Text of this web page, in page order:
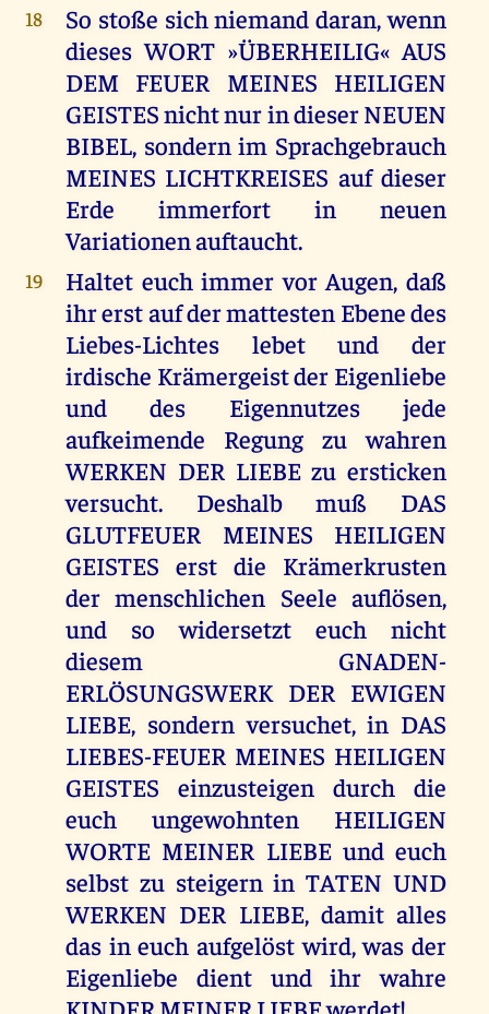
18
So stoße sich niemand daran, wenn
dieses WORT »ÜBERHEILIG« AUS
DEM FEUER MEINES HEILIGEN
GEISTES nicht nur in dieser NEUEN
BIBEL, sondern im Sprachgebrauch
MEINES LICHTKREISES auf dieser
Erde immerfort in neuen
Variationen auftaucht.
19
Haltet euch immer vor Augen, daß
ihr erst auf der mattesten Ebene des
Liebes-Lichtes lebet und der
irdische Krämergeist der Eigenliebe
und des Eigennutzes jede
aufkeimende Regung zu wahren
WERKEN DER LIEBE zu ersticken
versucht. Deshalb muß DAS
GLUTFEUER MEINES HEILIGEN
GEISTES erst die Krämerkrusten
der menschlichen Seele auflösen,
und so widersetzt euch nicht
diesem GNADEN-
ERLÖSUNGSWERK DER EWIGEN
LIEBE, sondern versuchet, in DAS
LIEBES-FEUER MEINES HEILIGEN
GEISTES einzusteigen durch die
euch ungewohnten HEILIGEN
WORTE MEINER LIEBE und euch
selbst zu steigern in TATEN UND
WERKEN DER LIEBE, damit alles
das in euch aufgelöst wird, was der
Eigenliebe dient und ihr wahre
KINDER MEINER LIEBE werdet!